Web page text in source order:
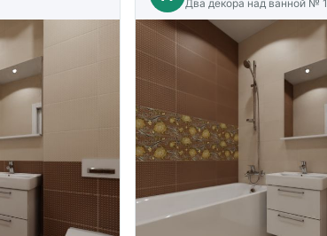
Два декора над ванной № 1